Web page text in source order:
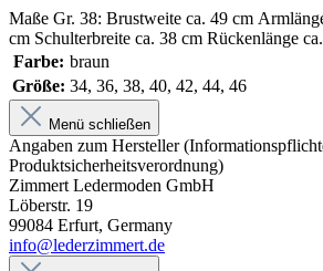
Maße Gr. 38: Brustweite ca. 49 cm
cm Schulterbreite ca. 38 cm Rückenlänge
Farbe: braun
Größe: 34, 36, 38, 40, 42, 44, 46
Menü schließen
Angaben zum Hersteller
Produktsicherheitsverordnung)
Zimmert Ledermoden GmbH
Löberstr. 19
99084 Erfurt, Germany
info@lederzimmert.de